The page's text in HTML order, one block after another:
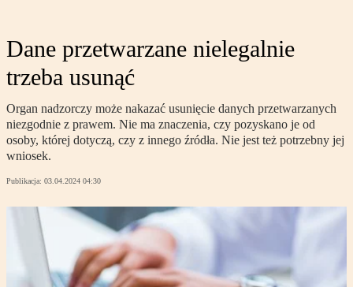
Dane przetwarzane nielegalnie
trzeba usunąć
Organ nadzorczy może nakazać usunięcie danych przetwarzanych
niezgodnie z prawem. Nie ma znaczenia, czy pozyskano je od
osoby, której dotyczą, czy z innego źródła. Nie jest też potrzebny jej
wniosek.
Publikacja: 03.04.2024 04:30